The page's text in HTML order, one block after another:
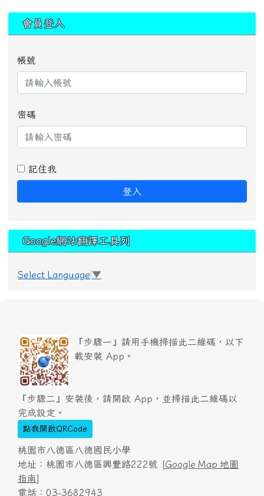
會員登入
帳號
密碼
記住我
登入
Google網站翻譯工具列
Select Language ▼
『步驟一』請用手機掃描此二維碼，以下
載安裝 App。
『步驟二』安裝後，請開啟 App，並掃描此二維碼以
完成設定。
點我開啟QRCode
桃園市八德區八德國民小學
地址：桃園市八德區興豐路222號 [Google Map 地圖
指南]
電話：03-3682943